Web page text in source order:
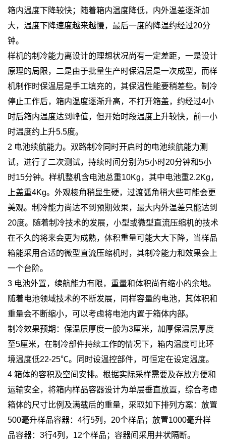
箱内温度下降较快；随着箱内温度降低，内外温差逐渐加
大，温度下降速度越来越慢，最后一度的降温约经过20分
钟。
样机的制冷能力离设计的理想状况尚有一定差距，一是设计
原理的局限，二是由于批量生产时保温层是一次成型，而样
机制作时保温层是手工填充的，其保温性能要稍差些。制冷
停止工作后，箱内温度逐渐升高，不打开箱盖，约经过4小
时后箱内温度达到峰值，但开始时段温度上升较快，前一小
时温度约上升5.5度。
2 电池续航能力。双路制冷同时开启时的电池续航能力测
试，进行了二次测试，持续时间分别为5小时20分钟和5小
时15分钟。样机整机含电池总重10Kg，其中电池重2.2Kg，
上盖重4Kg。外观棱角稍显生硬，过渡弧角稍大些可能会更
美观。制冷能力尚达不到预期效果，最大内外温差只能达到
20度。随着制冷技术的发展，小型或微型直流压缩机的技术
在不久的将来会更为成熟，体积重量可能大大下降，当样品
箱能采用合适的微型直流压缩机时，其制冷能力和效果会上
一个台阶。
3 电池外置，续航能力有限，重量和体积尚有缩小的余地。
随着电池领域技术的不断发展，同样容量的电池，其体积和
重量会不断缩小，可以考虑将电池内置于箱体内部。
制冷效果预期：保温层厚度一般为3厘米，加厚保温层厚度
至5厘米，在制冷部件持续工作的情况下，箱内温度可比环
境温度低22-25℃。同时设温控部件，可恒定在设定温度。
4 箱体的容积及空间安排。根据实际采样需要及存放方便和
运输安全，将箱内样品容器设计为单层垂直放置，综合考虑
箱体的尺寸比例及满载后的重量，采取如下排列方案：放置
500毫升样品容器：4行5列，20个样品；放置1000毫升样
品容器：3行4列，12个样品；容器间采用井状隔断。